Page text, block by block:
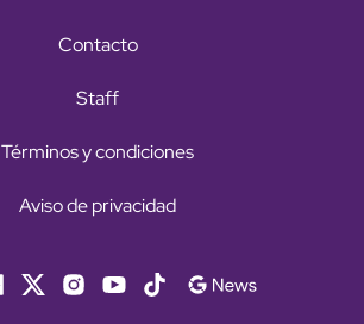
Contacto
Staff
Términos y condiciones
Aviso de privacidad